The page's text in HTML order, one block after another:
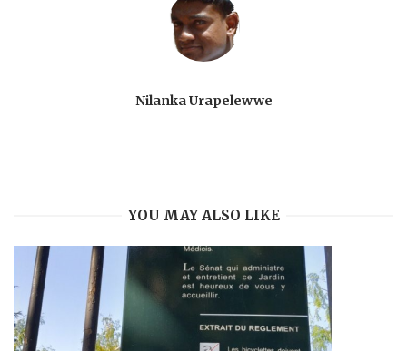
Nilanka Urapelewwe
YOU MAY ALSO LIKE